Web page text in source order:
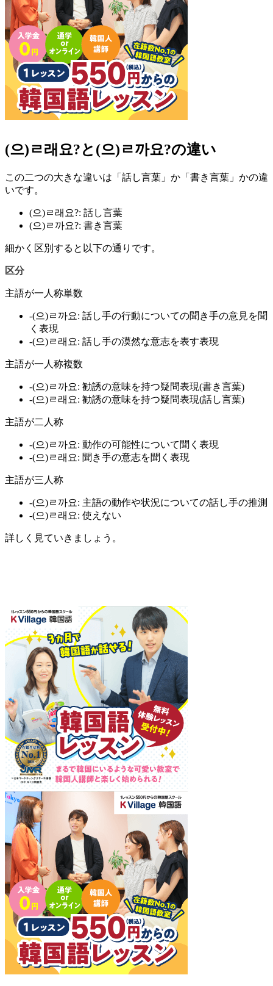
(으)ㄹ래요?と(으)ㄹ까요?の違い
この二つの大きな違いは 「話し言葉」か「書き言葉」かの違
いです。
(으)ㄹ래요?: 話し言葉
(으)ㄹ까요?: 書き言葉
細かく区別すると以下の通りです。
区分
主語が一人称単数
-(으)ㄹ까요: 話し手の行動についての聞き手の意見を聞
く表現
-(으)ㄹ래요: 話し手の漠然な意志を表す表現
主語が一人称複数
-(으)ㄹ까요: 勧誘の意味を持つ疑問表現(書き言葉)
-(으)ㄹ래요: 勧誘の意味を持つ疑問表現(話し言葉)
主語が二人称
-(으)ㄹ까요: 動作の可能性について聞く表現
-(으)ㄹ래요: 聞き手の意志を聞く表現
主語が三人称
-(으)ㄹ까요: 主語の動作や状況についての話し手の推測
-(으)ㄹ래요: 使えない
詳しく見ていきましょう。